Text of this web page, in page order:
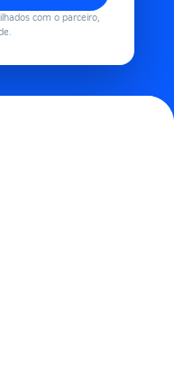
com o parceiro,